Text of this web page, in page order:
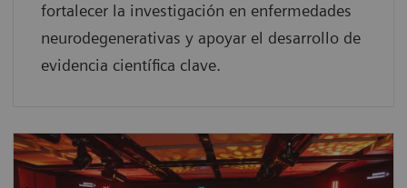
fortalecer la investigación en enfermedades
neurodegenerativas y apoyar el desarrollo de
evidencia científica clave.